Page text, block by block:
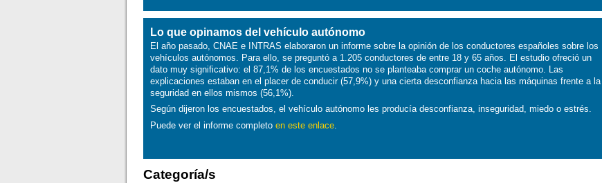
Lo que opinamos del vehículo autónomo
El año pasado, CNAE e INTRAS elaboraron un informe sobre la opinión de los conductores españoles sobre los
vehículos autónomos. Para ello, se preguntó a 1.205 conductores de entre 18 y 65 años. El estudio ofreció un
dato muy significativo: el 87,1% de los encuestados no se planteaba comprar un coche autónomo. Las
explicaciones estaban en el placer de conducir (57,9%) y una cierta desconfianza hacia las máquinas frente a la
seguridad en ellos mismos (56,1%).
Según dijeron los encuestados, el vehículo autónomo les producía desconfianza, inseguridad, miedo o estrés.
Puede ver el informe completoen este enlace
Categoría/s